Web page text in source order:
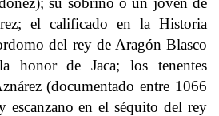
el calificado en la Historia
del rey de Aragón Blasco
honor de Jaca; los tenentes
(documentado entre 1066
escanzano en el séquito del rey